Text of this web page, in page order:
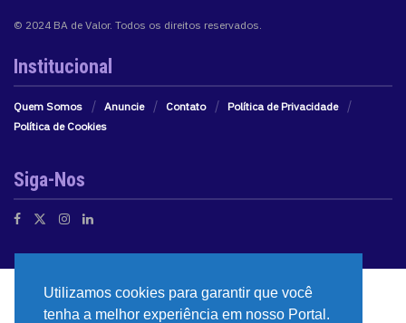
© 2024 BA de Valor. Todos os direitos reservados.
Institucional
Quem Somos Anuncie Contato
Política de Privacidade
Política de Cookies
Siga-Nos
Utilizamos cookies para garantir que você
tenha a melhor experiência em nosso Portal.